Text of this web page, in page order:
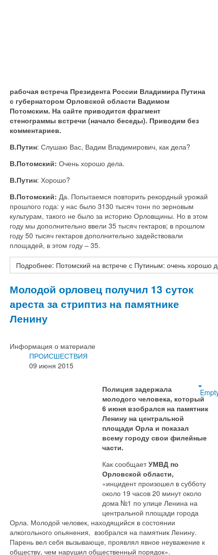
рабочая встреча Президента России Владимира Путина
с губернатором Орловской области Вадимом
Потомским. На сайте приводится фрагмент
стенограммы встречи (начало беседы). Приводим без
комментариев.
В.Путин: Слушаю Вас, Вадим Владимирович, как дела?
В.Потомский: Очень хорошо дела.
В.Путин: Хорошо?
В.Потомский: Да. Попытаемся повторить рекордный урожай
прошлого года: у нас было 3130 тысяч тонн по зерновым
культурам, такого не было за историю Орловщины. Но в этом
году мы дополнительно ввели 35 тысяч гектаров; в прошлом
году 50 тысяч гектаров дополнительно задействовали
площадей, в этом году – 35.
Подробнее: Потомский на встрече с Путиным: очень хорошо
Молодой орловец получил 13 суток
ареста за стриптиз на памятнике
Ленину
Информация о материале
ПРОИСШЕСТВИЯ
09 июня 2015
Полиция задержала
молодого человека, который
6 июня взобрался на памятник
Ленину на центральной
площади Орла и показал
всему городу свои филейные
части.
Как сообщаетУМВД по
Орловской области,
«инцидент произошел в субботу
около 19 часов 20 минут около
дома №1 по улице Ленина на
центральной площади города
Орла. Молодой человек, находящийся в состоянии
алкогольного опьянения, взобрался на памятник Ленину.
Парень вел себя вызывающе, проявлял явное неуважение к
обществу, чем нарушил общественный порядок».